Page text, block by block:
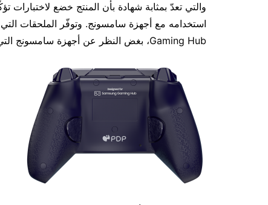
والتي تعدّ بمثابة شهادة بأن المنتج خضع لاختبارات
استخدامه مع أجهزة سامسونج. وتوفّر الملحقات
Gaming Hub، بغض النظر عن أجهزة سامسونج التي يختارها اللاعب.